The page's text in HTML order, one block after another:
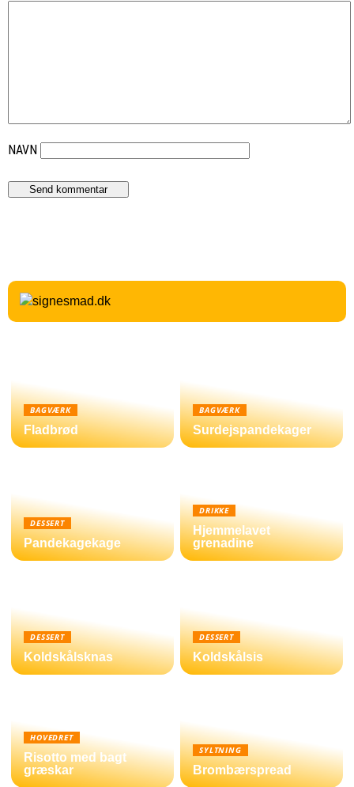
NAVN
BAGVÆRK
Fladbrød
BAGVÆRK
Surdejspandekager
DESSERT
Pandekagekage
DRIKKE
Hjemmelavet
grenadine
DESSERT
Koldskålsknas
DESSERT
Koldskålsis
HOVEDRET
Risotto med bagt
græskar
SYLTNING
Brombærspread